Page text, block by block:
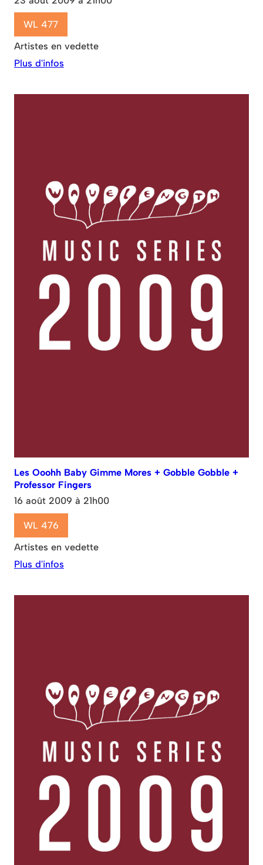
WL 477
Artistes en vedette
Plus d'infos
Les Ooohh Baby Gimme Mores + Gobble Gobble +
Professor Fingers
16 août 2009 à 21h00
WL 476
Artistes en vedette
Plus d'infos